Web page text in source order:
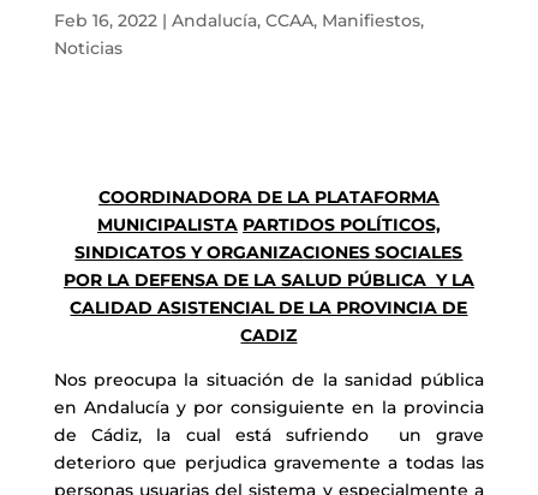
Feb 16, 2022| Andalucía, CCAA, Manifiestos,
Noticias
COORDINADORA DE LA PLATAFORMA
MUNICIPALISTA PARTIDOS POLÍTICOS,
SINDICATOS Y ORGANIZACIONES SOCIALES
POR LA DEFENSA DE LA SALUD PÚBLICA Y LA
CALIDAD ASISTENCIAL DE LA PROVINCIA DE
CADIZ
Nos preocupa la situación de la sanidad pública
en Andalucía y por consiguiente en la provincia
de Cádiz, la cual está sufriendo un grave
deterioro que perjudica gravemente a todas las
personas usuarias del sistema y especialmente a